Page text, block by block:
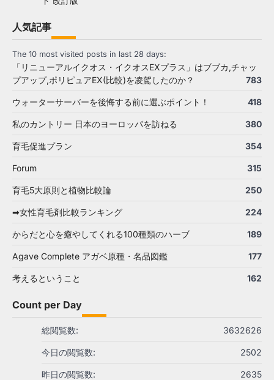
人気記事
The 10 most visited posts in last 28 days:
「リニューアルイクオス・イクオスEXプラス」はブブカ,チャッ
プアップ,ポリピュアEX(比較)を凌駕したのか？
783
ウォーターサーバーを後悔する前に選ぶポイント！ 418
私のカントリー 日本のヨーロッパを訪ねる 380
育毛促進プラン 354
Forum 315
育毛5大原則と植物比較論 250
➡女性育毛剤比較ランキング 224
からだと心を癒やしてくれる100種類のハーブ 189
Agave Complete アガベ原種・名品図鑑 177
考えるということ 162
Count per Day
3632626
総閲覧数:
2502
今日の閲覧数:
2635
昨日の閲覧数: